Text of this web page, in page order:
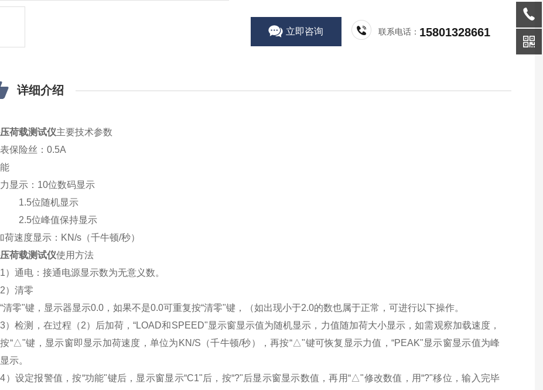
立即咨询 联系电话： 15801328661
详细介绍
荷载测试仪主要技术参数
保险丝：0.5A
显示：10位数码显示
位随机显示
位峰值保持显示
荷速度显示：KN/s（千牛顿/秒）
荷载测试仪使用方法
1）通电：接通电源显示数为无意义数。
2）清零
清零"键，显示器显示0.0，如果不是0.0可重复按“清零"键，（如出现小于2.0的数也属于正常，可进行以下操作。
3）检测，在过程（2）后加荷，“LOAD和SPEED"显示窗显示值为随机显示，力值随加荷大小显示，如需观察加载速度，
“△"键，显示窗即显示加荷速度，单位为KN/S（千牛顿/秒），再按“△"键可恢复显示力值，“PEAK"显示窗显示值为峰
示。
4）设定报警值，按“功能"键后，显示窗显示“C1"后，按“?"后显示窗显示数值，再用“△"修改数值，用“?"移位，输入完毕